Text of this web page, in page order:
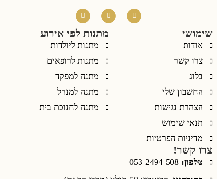
שימושי
אודות
צרו קשר
בלוג
החשבון שלי
הצהרת נגישות
תנאי שימוש
מדיניות הפרטיות
מתנות לפי אירוע
מתנות ליולדות
מתנות לרופאים
מתנה למפקד
מתנה למנהל
מתנה לחנוכת בית
צרו קשר!
טלפון:053-2494-508